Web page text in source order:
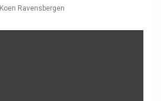
Koen Ravensbergen